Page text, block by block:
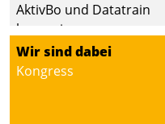
AktivBo und Datatrain
kooperieren –
Immobilienunternehmen
profitieren: Die nahtlose
Wir sind dabei
Kongress